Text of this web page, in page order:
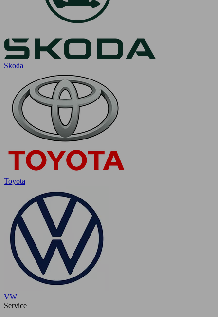
Skoda
Toyota
VW
Service